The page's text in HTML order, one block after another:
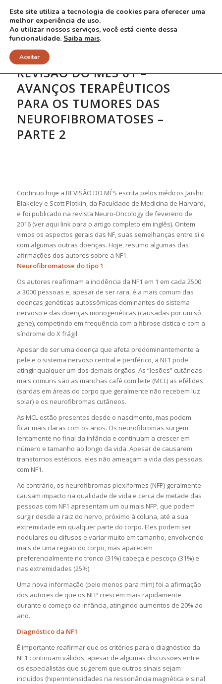
REVISÃO DO MÊS 01 –
AVANÇOS TERAPÊUTICOS
PARA OS TUMORES DAS
NEUROFIBROMATOSES –
PARTE 2
Continuo hoje a REVISÃO DO MÊS escrita pelos médicos Jaishri
Blakeley e Scott Plotkin, da Faculdade de Medicina de Harvard,
e foi publicado na revista Neuro-Oncology de fevereiro de
2016 (ver aqui link para o artigo completo em inglês). Ontem
vimos os aspectos gerais das NF, suas semelhanças entre si e
com algumas outras doenças. Hoje, resumo algumas das
afirmações dos autores sobre a NF1.
Neurofibromatose do tipo 1
Os autores reafirmam a incidência da NF1 em 1 em cada 2500
a 3000 pessoas e, apesar de ser rara, é a mais comum das
doenças genéticas autossômicas dominantes do sistema
nervoso e das doenças monogenéticas (causadas por um só
gene), competindo em frequência com a fibrose cística e com a
síndrome do X frágil.
Apesar de ser uma doença que afeta predominantemente a
pele e o sistema nervoso central e periférico, a NF1 pode
atingir qualquer um dos demais órgãos. As “lesões” cutâneas
mais comuns são as manchas café com leite (MCL) as efélides
(sardas em áreas do corpo que geralmente não recebem luz
solar) e os neurofibromas cutâneos.
As MCL estão presentes desde o nascimento, mas podem
ficar mais claras com os anos. Os neurofibromas surgem
lentamente no final da infância e continuam a crescer em
número e tamanho ao longo da vida. Apesar de causarem
transtornos estéticos, eles não ameaçam a vida das pessoas
com NF1.
Ao contrário, os neurofibromas plexiformes (NFP) geralmente
causam impacto na qualidade de vida e cerca de metade das
pessoas com NF1 apresentam um ou mais NFP, que podem
surgir desde a raiz do nervo, próximo à coluna, até a sua
extremidade em qualquer parte do corpo. Eles podem ser
nodulares ou difusos e variar muito em tamanho, envolvendo
mais de uma região do corpo, mas aparecem
preferencialmente no tronco (31%) cabeça e pescoço (31%) e
nas extremidades (25%).
Uma nova informação (pelo menos para mim) foi a afirmação
dos autores de que os NFP crescem mais rapidamente
durante o começo da infância, atingindo aumentos de 20% ao
ano.
Diagnóstico da NF1
É importante reafirmar que os critérios para o diagnóstico da
NF1 continuam válidos, apesar de algumas discussões entre
os especialistas que sugerem que outros sinais sejam
incluídos (hiperintensidades na ressonância magnética e sinal
Este site utiliza a tecnologia de cookies para oferecer uma
melhor experiência de uso.
Ao utilizar nossos serviços, você está ciente dessa
funcionalidade. Saiba mais.
Aceitar